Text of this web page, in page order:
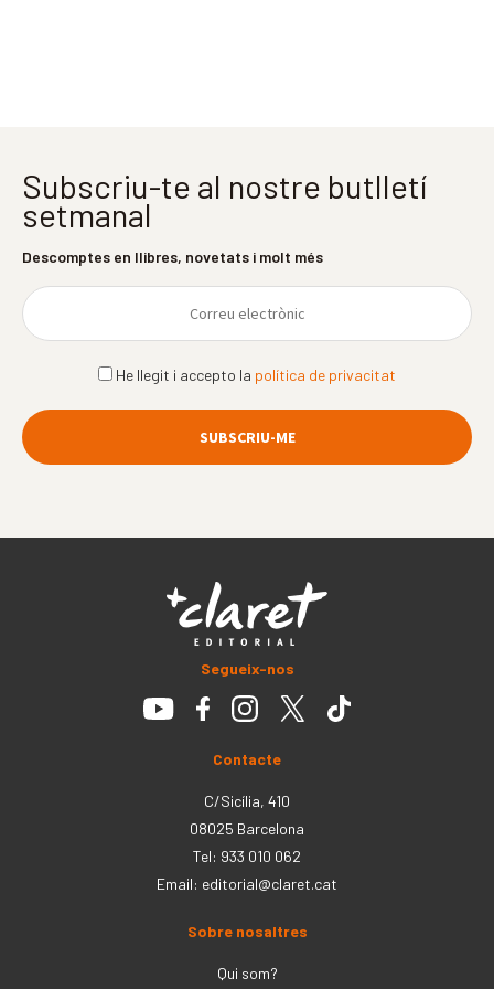
Subscriu-te al nostre butlletí
setmanal
Descomptes en llibres, novetats i molt més
He llegit i accepto la política de privacitat
Segueix-nos
Contacte
C/Sicília, 410
08025 Barcelona
Tel: 933 010 062
Email: editorial@claret.cat
Sobre nosaltres
Qui som?